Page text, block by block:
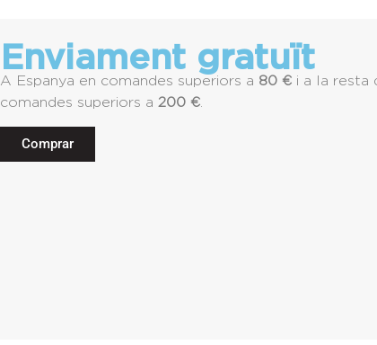
Enviament gratuït
A Espanya en comandes superiors a 80 €i a la resta
comandes superiors a 200 €.
Comprar